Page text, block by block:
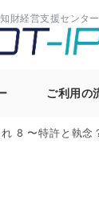
財経営支援センター
ご利用の
8 〜特許と執念